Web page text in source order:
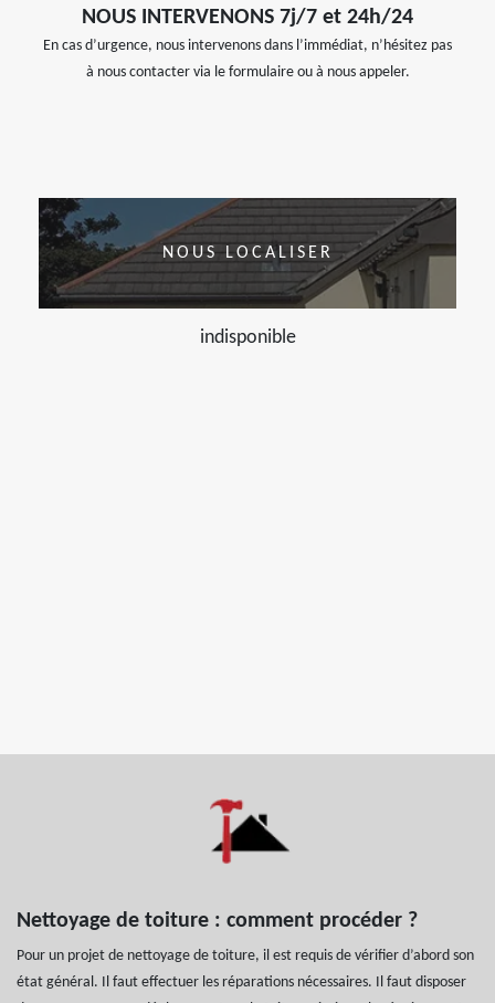
NOUS INTERVENONS 7j/7 et 24h/24
En cas d’urgence, nous intervenons dans l’immédiat, n’hésitez pas
à nous contacter via le formulaire ou à nous appeler.
NOUS LOCALISER
indisponible
Nettoyage de toiture : comment procéder ?
Pour un projet de nettoyage de toiture, il est requis de vérifier d’abord son
état général. Il faut effectuer les réparations nécessaires. Il faut disposer